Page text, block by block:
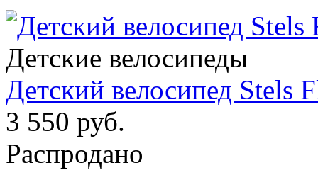
Детские велосипеды
Детский велосипед Stels
3 550 руб.
Распродано